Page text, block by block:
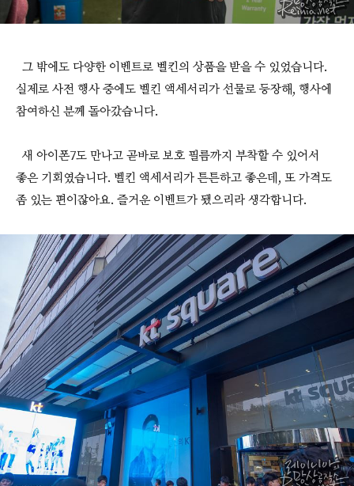
그 밖에도 다양한 이벤트로 벨킨의 상품을 받을 수 있었습니다.
실제로 사전 행사 중에도 벨킨 액세서리가 선물로 등장해, 행사에
참여하신 분께 돌아갔습니다.
새 아이폰7도 만나고 곧바로 보호 필름까지 부착할 수 있어서
좋은 기회였습니다. 벨킨 액세서리가 튼튼하고 좋은데, 또 가격도
좀 있는 편이잖아요. 즐거운 이벤트가 됐으리라 생각합니다.